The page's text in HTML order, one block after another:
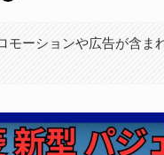
モーションや広告が含ま